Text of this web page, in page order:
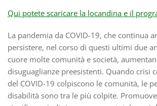
Qui potete scaricare la locandina e il p
La pandemia da COVID-19, che continua
persistere, nel corso di questi ultimi due
cuore molte comunità e società,
disuguaglianze preesistenti. Quando crisi
del COVID-19 colpiscono le comunità, le
disabilità sono tra le più colpite.